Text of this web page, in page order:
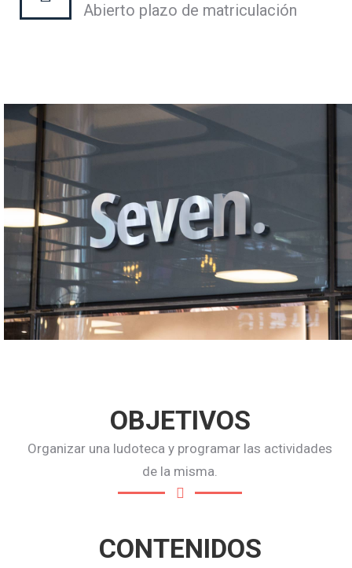
Abierto plazo de matriculación
OBJETIVOS
Organizar una ludoteca y programar las actividades
de la misma.
CONTENIDOS